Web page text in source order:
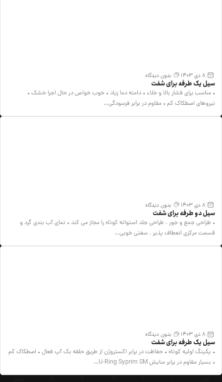
8 دی 1403 بدون دیدگاه
سیل یک طرفه برای شفت
• مناسب برای فشار بالا و خلاء • دامنه دما زیاد • خوب خواص در حال اجرا خشک •
نیروهای اصطکاک کم • مقاوم در برابر فرسودگی…
8 دی 1403 بدون دیدگاه
سیل دو طرفه برای شفت
• طراحی جمع و جور ، طراحی جلد استوانه کوتاه را مجاز می کند • نمای آب بندی گرد و
قسمت مرکزی انعطاف پذیر ، سفتی خوبی…
8 دی 1403 بدون دیدگاه
سیل یک طرفه برای شفت
• پکینگ اولیه کوتاه • حفاظت در برابر اکستروژن از طریق حلقه بک آپ فعال • اصطکاک کم
• بسیار مقاوم در برابر سایش U-Ring Syprim SM…